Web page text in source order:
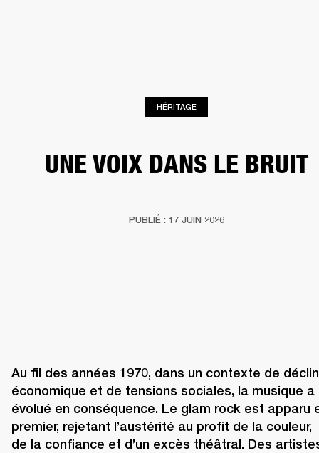
HÉRITAGE
UNE VOIX DANS LE BRUIT
PUBLIÉ : 17 JUIN 2026
Au fil des années 1970, dans un contexte de déclin
économique et de tensions sociales, la musique a
évolué en conséquence. Le glam rock est apparu
premier, rejetant l’austérité au profit de la couleur,
de la confiance et d’un excès théâtral. Des